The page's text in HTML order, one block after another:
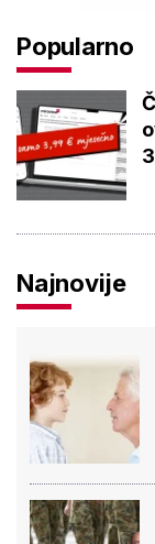
Popularno
Najnovije